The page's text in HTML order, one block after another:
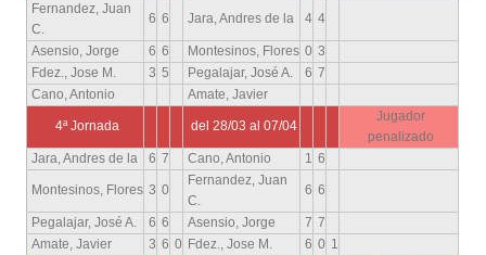
Fernandez, Juan
C.
6 6 Jara, Andres de la 4 4
Asensio, Jorge 6 6 Montesinos, Flores 0 3
Fdez., Jose M.
3 5 Pegalajar, José A. 6 7
Cano, Antonio
Amate, Javier
4ª Jornada del 28/03 al 07/04
Jugador
penalizado
Jara, Andres de la
6 7 Cano, Antonio 1 6
Montesinos, Flores 3 0
Fernandez, Juan
C.
6 6
Pegalajar, José A. 6 6 Asensio, Jorge 7 7
Amate, Javier
3 6 0 Fdez., Jose M. 6 0 1